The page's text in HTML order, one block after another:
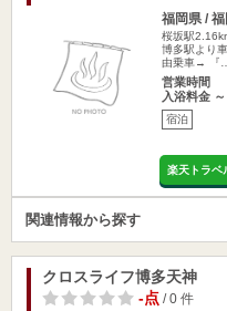
福岡県 /
桜坂駅
博多駅より
由乗車→ 『…
営業時間
入浴料金 ～
宿泊
楽天トラベ
関連情報から探す
クロスライフ博多天神
-点/ 0 件